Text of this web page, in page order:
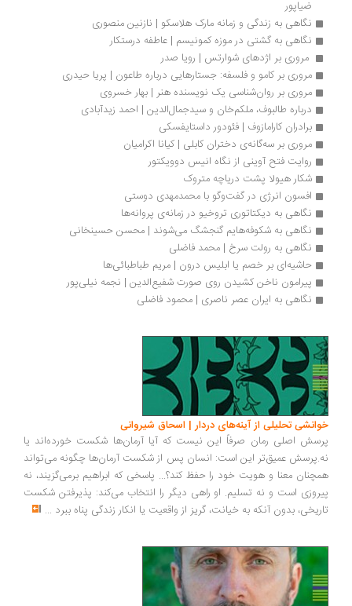
نگاهی به زندگی و زمانه مارک هلاسکو | نازنین منصوری
نگاهی به گشتی در موزه کمونیسم | عاطفه درستکار
مروری بر اژدهای شوارتس | رویا صدر
مروری بر کامو و فلسفه: جستارهایی درباره طاعون | پریا حیدری
مروری بر روان‌شناسی یک نویسنده هنر | بهار خسروی
درباره طالبوف، ملکم‌خان و سیدجمال‌الدین | احمد زیدآبادی
برادران کارامازوف | فئودور داستایفسکی
مروری بر سه‌گانه‌ی دختران کابلی | کیانا اکرامیان
روایت فتح آوینی از نگاه انیس دوویکتور
شکار هیولا پشت دریاچه متروک
افسون انرژی در گفت‌وگو با محمدمهدی دوستی
نگاهی به دیکتاتوری تروخیو در زمانه‌ی پروانه‌ها
نگاهی به شکوفه‌هایم گنجشگ می‌شوند | محسن حسینخانی
نگاهی به رولت سرخ | محمد فاضلی
حاشیه‌ای بر خصم یا ابلیس درون | مریم طباطبائی‌ها
پیرامون ناخن کشیدن روی صورت شفیع‌الدین | نجمه نیلی‌پور
نگاهی به ایران عصر ناصری | محمود فاضلی
تحلیلی از آینه‌های دردار | اسحاق شیروانی
اصلی رمان صرفاً این نیست که آیا آرمان‌ها شکست خورده‌اند یا
عمیق‌تر این است: انسان پس از شکست آرمان‌ها چگونه می‌تواند
معنا و هویت خود را حفظ کند؟... پاسخی که ابراهیم برمی‌گزیند، نه
است و نه تسلیم. او راهی دیگر را انتخاب می‌کند: پذیرفتن شکست
بدون آنکه به خیانت، گریز از واقعیت یا انکار زندگی پناه ببرد...